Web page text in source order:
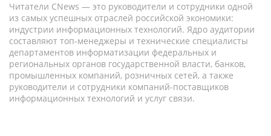
Читатели CNews — это руководители и сотрудники одной
из самых успешных отраслей российской экономики:
индустрии информационных технологий. Ядро аудитории
составляют топ-менеджеры и технические специалисты
департаментов информатизации федеральных и
региональных органов государственной власти, банков,
промышленных компаний, розничных сетей, а также
руководители и сотрудники компаний-поставщиков
информационных технологий и услуг связи.